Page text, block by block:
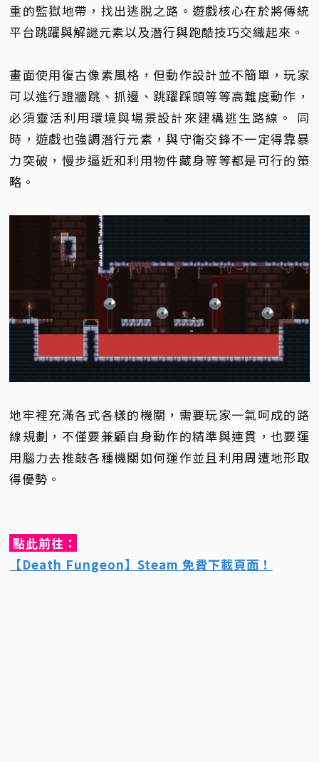
重的監獄地帶，找出逃脫之路。遊戲核心在於將傳統
平台跳躍與解謎元素以及潛行與跑酷技巧交織起來。
畫面使用復古像素風格，但動作設計並不簡單，玩家
可以進行蹬牆跳、抓邊、跳躍踩頭等等高難度動作，
必須靈活利用環境與場景設計來建構逃生路線。 同
時，遊戲也強調潛行元素，與守衛交鋒不一定得靠暴
力突破，慢步逼近和利用物件藏身等等都是可行的策
略。
地牢裡充滿各式各樣的機關，需要玩家一氣呵成的路
線規劃，不僅要兼顧自身動作的精準與連貫，也要運
用腦力去推敲各種機關如何運作並且利用周遭地形取
得優勢。
點此前往：
【Death Fungeon】Steam 免費下載頁面！